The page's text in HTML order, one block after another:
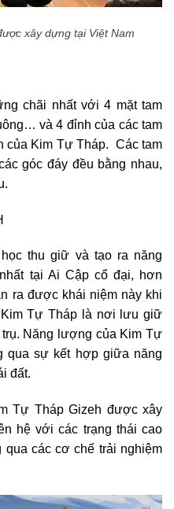
xây dựng tại Việt Nam
chãi nhất với 4 mặt tam
và 4 đỉnh của các tam
của Kim Tự Tháp. Các tam
góc đáy đều bằng nhau,
thu giữ và tạo ra năng
tại Ai Cập cổ đại, hơn
ra được khái niệm này khi
Tự Tháp là nơi lưu giữ
Năng lượng của Kim Tự
qua sự kết hợp giữa năng
đất.
Tự Tháp Gizeh được xây
hệ với các trạng thái cao
các cơ chế trải nghiệm